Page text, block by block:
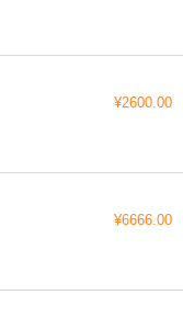
¥2600.00
¥6666.00